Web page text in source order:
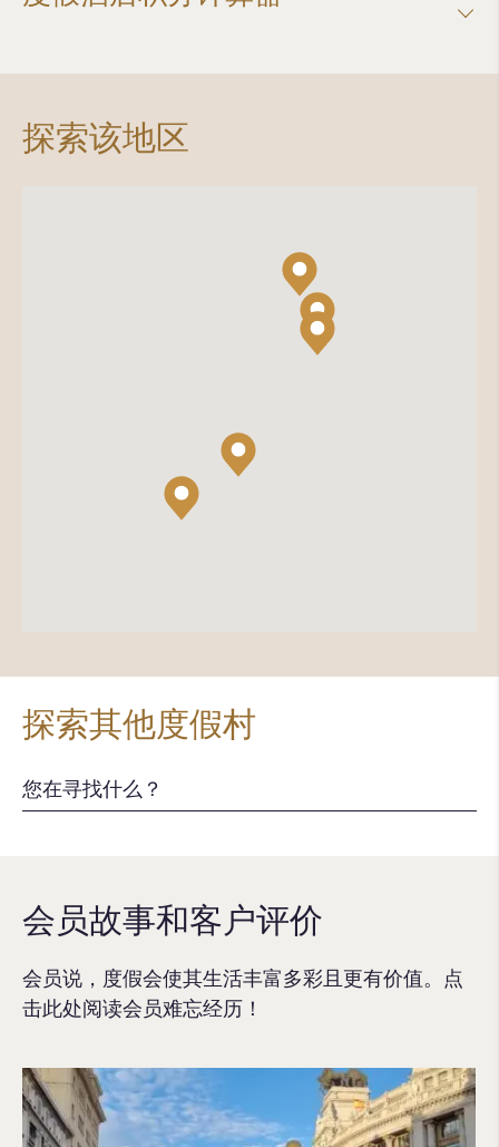
探索该地区
探索其他度假村
会员故事和客户评价
会员说，度假会使其生活丰富多彩且更有价值。点
击此处阅读会员难忘经历！